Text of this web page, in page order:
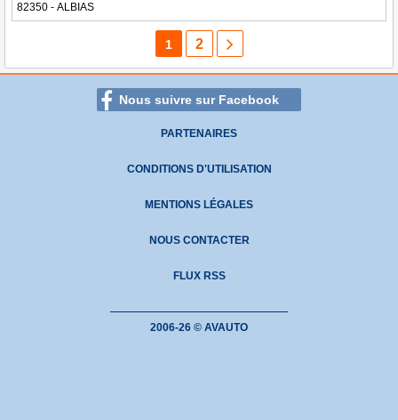
82350 - ALBIAS
1 2
Nous suivre sur Facebook
PARTENAIRES
CONDITIONS D'UTILISATION
MENTIONS LÉGALES
NOUS CONTACTER
FLUX RSS
2006-26 © AVAUTO